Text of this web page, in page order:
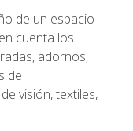
de un espacio
cuenta los
adornos,
de
visión, textiles,